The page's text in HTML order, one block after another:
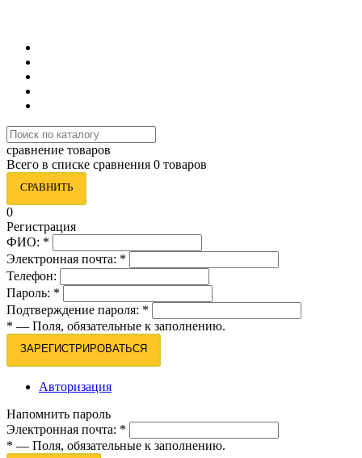
сравнение товаров
Всего в списке сравнения 0 товаров
СРАВНИТЬ
0
Регистрация
ФИО: *
Электронная почта: *
Телефон:
Пароль: *
Подтверждение пароля: *
* — Поля, обязательные к заполнению.
ЗАРЕГИСТРИРОВАТЬСЯ
Авторизация
Напомнить пароль
Электронная почта: *
* — Поля, обязательные к заполнению.